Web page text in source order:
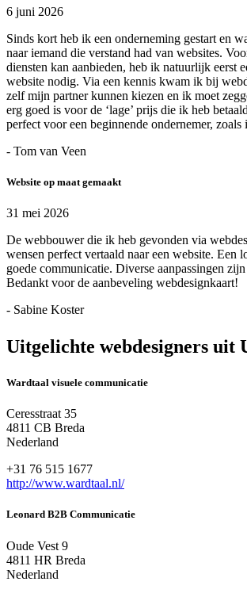
6 juni 2026
Sinds kort heb ik een onderneming gestart en
naar iemand die verstand had van websites.
diensten kan aanbieden, heb ik natuurlijk eerst
website nodig. Via een kennis kwam ik bij
zelf mijn partner kunnen kiezen en ik moet
erg goed is voor de ‘lage’ prijs die ik heb
perfect voor een beginnende ondernemer, zoals
- Tom van Veen
Website op maat gemaakt
31 mei 2026
De webbouwer die ik heb gevonden via
wensen perfect vertaald naar een website. Een
goede communicatie. Diverse aanpassingen
Bedankt voor de aanbeveling webdesignkaart!
- Sabine Koster
Uitgelichte webdesigners uit
Wardtaal visuele communicatie
Ceresstraat 35
4811 CB Breda
Nederland
+31 76 515 1677
http://www.wardtaal.nl/
Leonard B2B Communicatie
Oude Vest 9
4811 HR Breda
Nederland